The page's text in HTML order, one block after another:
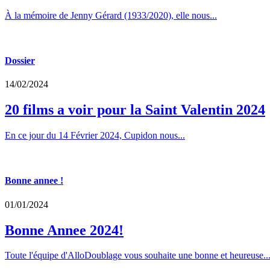
À la mémoire de Jenny Gérard (1933/2020), elle nous...
Dossier
14/02/2024
20 films a voir pour la Saint Valentin 2024
En ce jour du 14 Février 2024, Cupidon nous...
Bonne annee !
01/01/2024
Bonne Annee 2024!
Toute l'équipe d'AlloDoublage vous souhaite une bonne et heureuse...